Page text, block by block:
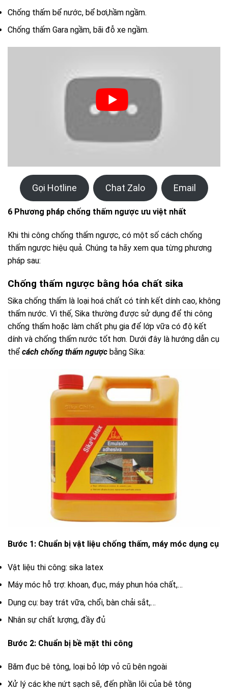
Chống thấm bể nước, bể bơi,hầm ngầm.
Chống thấm Gara ngầm, bãi đỗ xe ngầm.
Gọi Hotline Chat Zalo Email
6 Phương pháp chống thấm ngược ưu việt nhất
Khi thi công chống thấm ngược, có một số cách chống
thấm ngược hiệu quả. Chúng ta hãy xem qua từng phương
pháp sau:
Chống thấm ngược bằng hóa chất sika
Sika chống thấm là loại hoá chất có tính kết dính cao, không
thấm nước. Vì thế, Sika thường được sử dụng để thi công
chống thấm hoặc làm chất phụ gia để lớp vữa có độ kết
dính và chống thấm nước tốt hơn. Dưới đây là hướng dẫn cụ
thể cách chống thấm ngược bằng Sika:
Bước 1: Chuẩn bị vật liệu chống thấm, máy móc dụng cụ
Vật liệu thi công: sika latex
Máy móc hỗ trợ: khoan, đục, máy phun hóa chất,…
Dụng cụ: bay trát vữa, chổi, bàn chải sắt,…
Nhân sự chất lượng, đầy đủ
Bước 2: Chuẩn bị bề mặt thi công
Băm đục bê tông, loại bỏ lớp vỏ cũ bên ngoài
Xử lý các khe nứt sạch sẽ, đến phần lõi của bê tông